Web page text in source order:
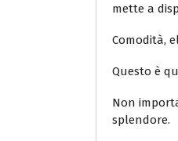
mette a
Comodità,
Questo è
Non
splendore.